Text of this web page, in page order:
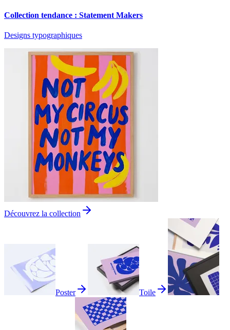
Collection tendance : Statement Makers
Designs typographiques
Découvrez la collection
Poster Toile